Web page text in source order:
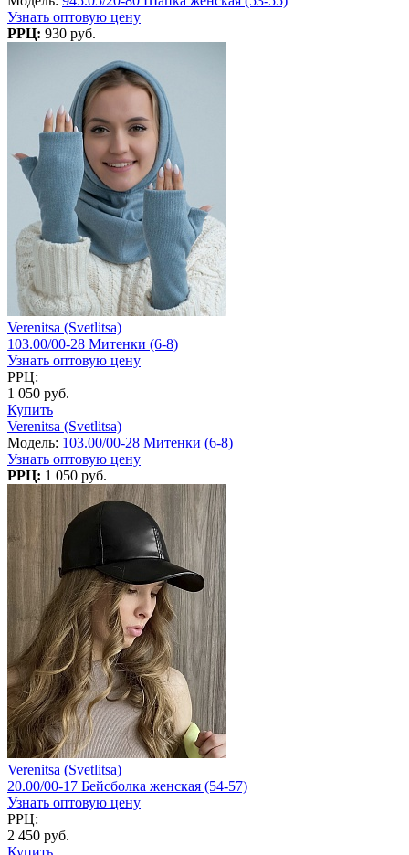
Узнать оптовую цену
РРЦ: 930 руб.
Verenitsa (Svetlitsa)
103.00/00-28 Митенки (6-8)
Узнать оптовую цену
РРЦ:
1 050 руб.
Купить
Verenitsa (Svetlitsa)
Модель: 103.00/00-28 Митенки (6-8)
Узнать оптовую цену
РРЦ: 1 050 руб.
Verenitsa (Svetlitsa)
20.00/00-17 Бейсболка женская (54-57)
Узнать оптовую цену
РРЦ:
2 450 руб.
Купить